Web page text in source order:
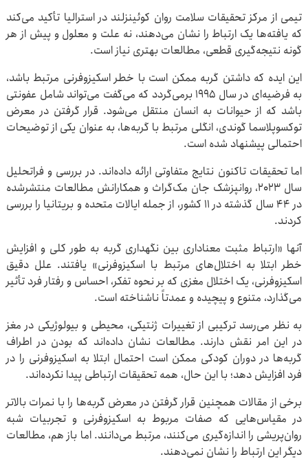
تیمی از مرکز تحقیقات سلامت روان کوئینزلند در استرالیا تأکید می‌کند
که یافته‌ها یک ارتباط را نشان می‌دهند، نه علت و معلول و پیش از هر
گونه نتیجه‌گیری قطعی، مطالعات بهتری نیاز است.
این ایده که داشتن گربه ممکن است با خطر اسکیزوفرنی مرتبط باشد،
به فرضیه‌ای در سال ۱۹۹۵ برمی‌گردد که می‌گفت می‌تواند شامل عفونتی
باشد که از حیوانات به انسان منتقل می‌شود. قرار گرفتن در معرض
توکسوپلاسما گوندی، انگلی مرتبط با گربه‌ها، به عنوان یکی از توضیحات
احتمالی پیشنهاد شده است.
اما تحقیقات تاکنون نتایج متفاوتی ارائه داده‌اند. در بررسی و فراتحلیل
سال ۲۰۲۳، روانپزشک جان مک‌گراث و همکارانش مطالعات منتشرشده
در ۴۴ سال گذشته در ۱۱ کشور، از جمله ایالات متحده و بریتانیا را بررسی
کردند.
آنها «ارتباط مثبت معناداری بین نگهداری گربه به طور کلی و افزایش
خطر ابتلا به اختلال‌های مرتبط با اسکیزوفرنی» یافتند. علل دقیق
اسکیزوفرنی، یک اختلال مغزی که بر نحوه تفکر، احساس و رفتار فرد تأثیر
می‌گذارد، متنوع و پیچیده و عمدتاً ناشناخته است.
به نظر می‌رسد ترکیبی از تغییرات ژنتیکی، محیطی و بیولوژیکی در مغز
در این امر نقش دارند. مطالعات نشان داده‌اند که بودن در اطراف
گربه‌ها در دوران کودکی ممکن است احتمال ابتلا به اسکیزوفرنی را در
فرد افزایش دهد؛ با این حال، همه تحقیقات ارتباطی پیدا نکرده‌اند.
برخی از مقالات همچنین قرار گرفتن در معرض گربه‌ها را با نمرات بالاتر
در مقیاس‌هایی که صفات مربوط به اسکیزوفرنی و تجربیات شبه
روان‌پریشی را اندازه‌گیری می‌کنند، مرتبط می‌دانند. اما باز هم، مطالعات
دیگر این ارتباط را نشان نمی‌دهند.